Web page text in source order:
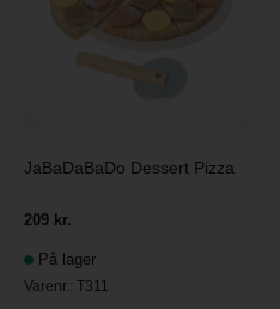
JaBaDaBaDo Dessert Pizza
209 kr.
På lager
Varenr.:T311